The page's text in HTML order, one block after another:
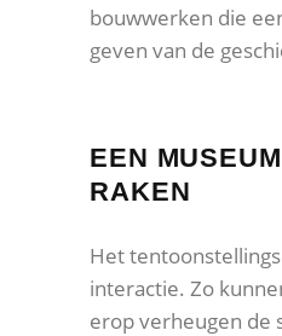
bouwwerken die
geven van de
EEN
RAKEN
Het
interactie. Zo
erop verheugen de